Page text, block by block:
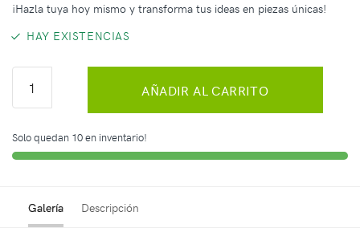
¡Hazla tuya hoy mismo y transforma tus ideas en piezas únicas!
HAY EXISTENCIAS
AÑADIR AL CARRITO
Solo quedan 10 en inventario!
Galería Descripción